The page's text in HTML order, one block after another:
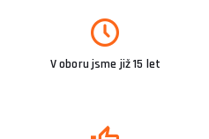
V oboru jsme již 15 let